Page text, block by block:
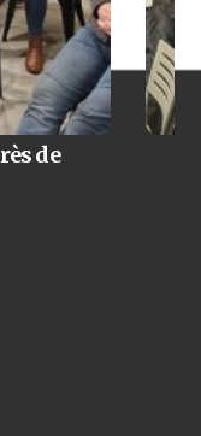
de